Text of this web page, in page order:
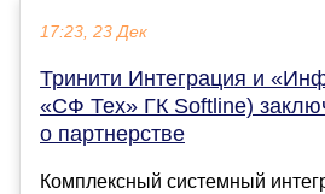
17:23, 23 Дек
Тринити Интеграция и
«СФ Тех» ГК Softline)
о партнерстве
Комплексный системный